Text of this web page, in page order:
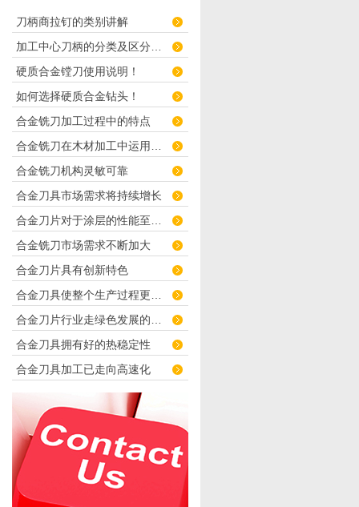
刀柄商拉钉的类别讲解
硬质合金镗刀使用说明！
如何选择硬质合金钻头！
合金铣刀加工过程中的特点
合金铣刀机构灵敏可靠
合金刀具市场需求将持续增长
合金铣刀市场需求不断加大
合金刀片具有创新特色
合金刀具拥有好的热稳定性
合金刀具加工已走向高速化